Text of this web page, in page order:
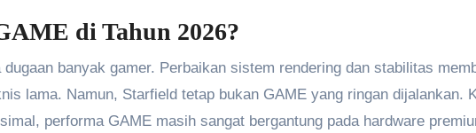
di Tahun 2026?
banyak gamer. Perbaikan sistem rendering dan stabilitas
lama. Namun, Starfield tetap bukan GAME yang ringan dijalankan.
performa GAME masih sangat bergantung pada hardware